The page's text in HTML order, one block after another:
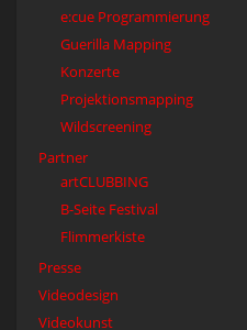
e:cue Programmierung
Guerilla Mapping
Konzerte
Projektionsmapping
Wildscreening
Partner
artCLUBBING
B-Seite Festival
Flimmerkiste
Presse
Videodesign
Videokunst